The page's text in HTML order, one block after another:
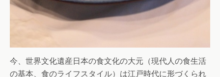
今、世界文化遺産日本の食文化の大元（現代人の食生活
の基本、食のライフスタイル）は江戸時代に形づくられ